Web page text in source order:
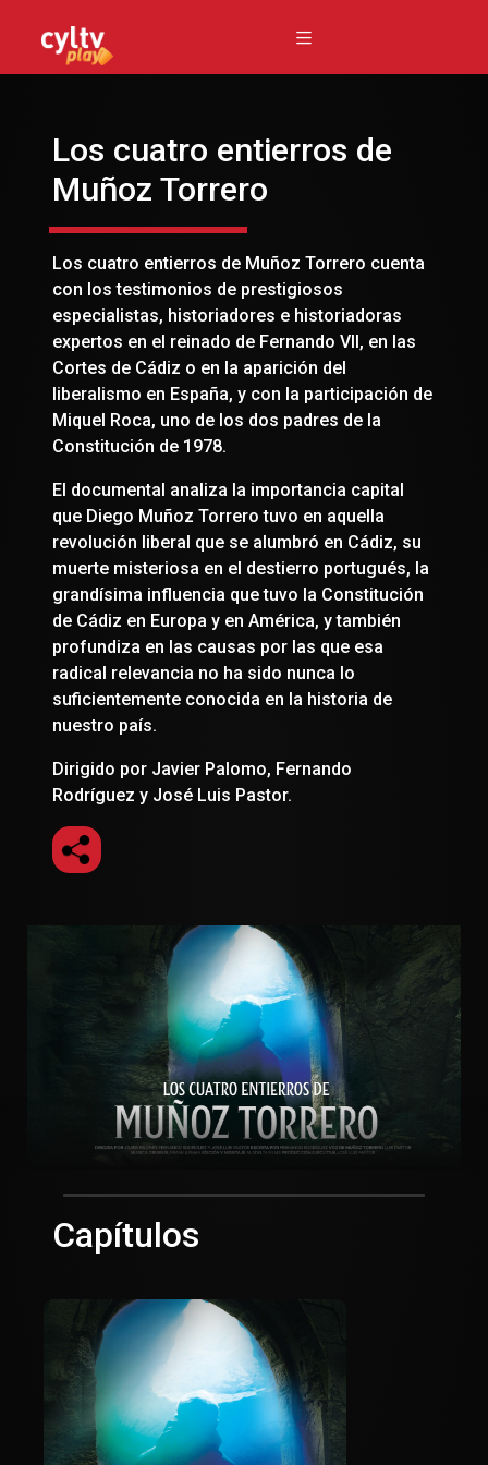
Los cuatro entierros de
Muñoz Torrero
Los cuatro entierros de Muñoz Torrero cuenta
con los testimonios de prestigiosos
especialistas, historiadores e historiadoras
expertos en el reinado de Fernando VII, en las
Cortes de Cádiz o en la aparición del
liberalismo en España, y con la participación de
Miquel Roca, uno de los dos padres de la
Constitución de 1978.
El documental analiza la importancia capital
que Diego Muñoz Torrero tuvo en aquella
revolución liberal que se alumbró en Cádiz, su
muerte misteriosa en el destierro portugués, la
grandísima influencia que tuvo la Constitución
de Cádiz en Europa y en América, y también
profundiza en las causas por las que esa
radical relevancia no ha sido nunca lo
suficientemente conocida en la historia de
nuestro país.
Dirigido por Javier Palomo, Fernando
Rodríguez y José Luis Pastor.
Capítulos